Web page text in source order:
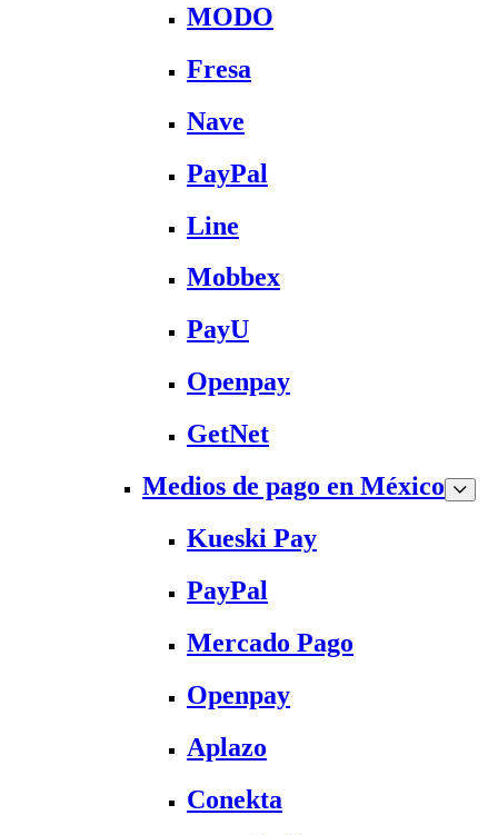
MODO
Fresa
Nave
PayPal
Line
Mobbex
PayU
Openpay
GetNet
Medios de pago en México
Kueski Pay
PayPal
Mercado Pago
Openpay
Aplazo
Conekta